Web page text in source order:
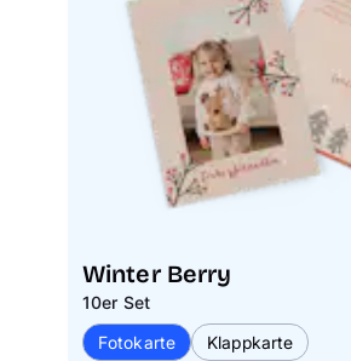
Winter Berry
10er Set
Fotokarte
Klappkarte